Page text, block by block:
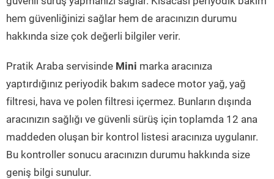
hem güvenliğinizi sağlar hem de aracınızın durumu
hakkında size çok değerli bilgiler verir.
Pratik Araba servisinde Mini marka aracınıza
yaptırdığınız periyodik bakım sadece motor yağ, yağ
filtresi, hava ve polen filtresi içermez. Bunların dışında
aracınızın sağlığı ve güvenli sürüş için toplamda 12 ana
maddeden oluşan bir kontrol listesi aracınıza uygulanır.
Bu kontroller sonucu aracınızın durumu hakkında size
geniş bilgi sunulur.